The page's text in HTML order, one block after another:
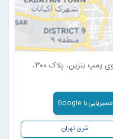
تهران خیابان دولت (کلاهدوز)، رو به روی پمپ بنزین، پلاک ۳۰۰،
مسیریابی با Google
شرق تهران